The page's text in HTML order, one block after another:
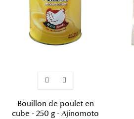
Bouillon de poulet en
cube - 250 g - Ajinomoto